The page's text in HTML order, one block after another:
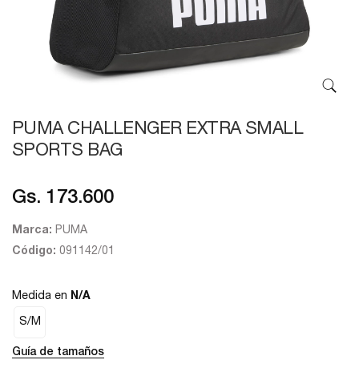
PUMA CHALLENGER EXTRA SMALL
SPORTS BAG
Gs. 173.600
Marca: PUMA
Código: 091142/01
Medida en N/A
S/M
Guía de tamaños